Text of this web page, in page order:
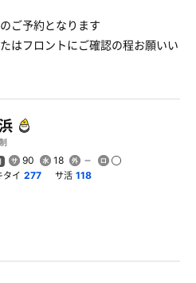
ご予約となります
はフロントにご確認の程お願いい
90 18
タイ 277 サ活 118